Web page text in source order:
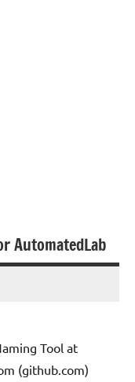
AutomatedLab
Tool at
(github.com)